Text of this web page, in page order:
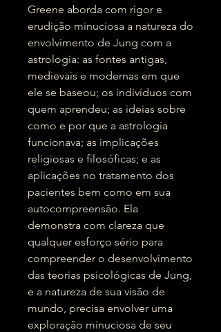
Greene aborda com rigor e
erudição minuciosa a natureza do
envolvimento de Jung com a
astrologia: as fontes antigas,
medievais e modernas em que
ele se baseou; os indivíduos com
quem aprendeu; as ideias sobre
como e por que a astrologia
funcionava; as implicações
religiosas e filosóficas; e as
aplicações no tratamento dos
pacientes bem como em sua
autocompreensão. Ela
demonstra com clareza que
qualquer esforço sério para
compreender o desenvolvimento
das teorias psicológicas de Jung,
e a natureza de sua visão de
mundo, precisa envolver uma
exploração minuciosa de seu